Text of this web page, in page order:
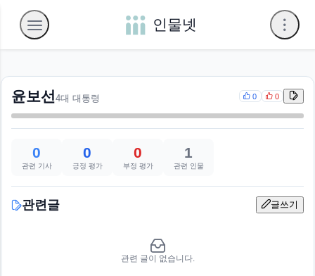
인물넷
윤보선4대 대통령 0 0
0
관련 기사
0
긍정 평가
0
부정 평가
1
관련 인물
관련글 글쓰기
관련 글이 없습니다.